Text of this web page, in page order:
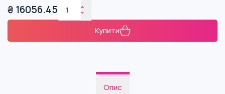
₴ 16056.45
Купити
Опис